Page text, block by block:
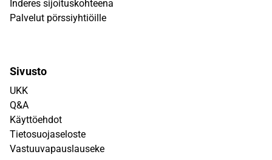
Inderes sijoituskohteena
Palvelut pörssiyhtiöille
Sivusto
UKK
Q&A
Käyttöehdot
Tietosuojaseloste
Vastuuvapauslauseke